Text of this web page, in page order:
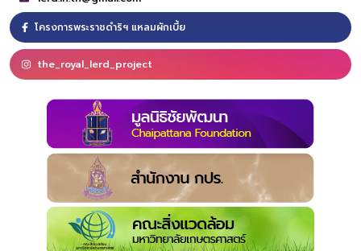
โครงการพระราชดำริฯ แหลมผักเบี้ย
the_royal_lerd_project